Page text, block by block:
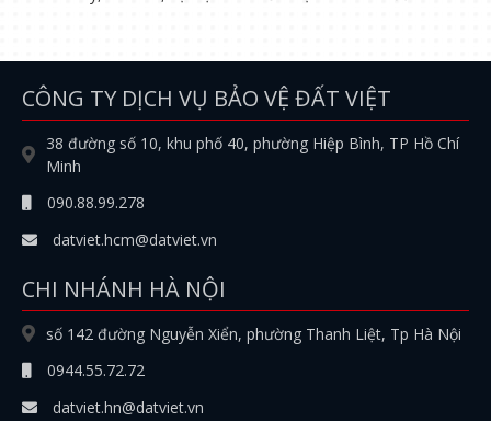
CÔNG TY DỊCH VỤ BẢO VỆ ĐẤT VIỆT
38 đường số 10, khu phố 40, phường Hiệp Bình, TP Hồ Chí
Minh
090.88.99.278
datviet.hcm@datviet.vn
CHI NHÁNH HÀ NỘI
số 142 đường Nguyễn Xiển, phường Thanh Liệt, Tp Hà Nội
0944.55.72.72
datviet.hn@datviet.vn